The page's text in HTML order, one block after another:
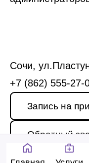
Сочи,
+7 (862) 555-27-
Запись на
Обратный